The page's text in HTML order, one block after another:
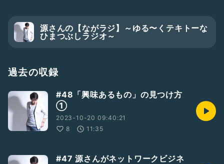
源さんの【ながラジ】～ゆる〜くテキトーな
ひまつぶしラジオ～
過去の収録
#48「興味あるもの」の見つけ方
①
2023-10-20 09:40:21
8
11:35
#47 源さんがネットワークビジネ